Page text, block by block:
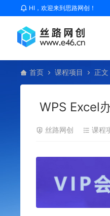
HI，欢迎来到思路网创！
首页 课程项目 正文
WPS Excel
丝路网创 课程